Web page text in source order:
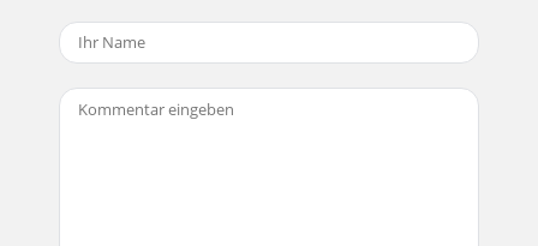
designedto power the MF driver